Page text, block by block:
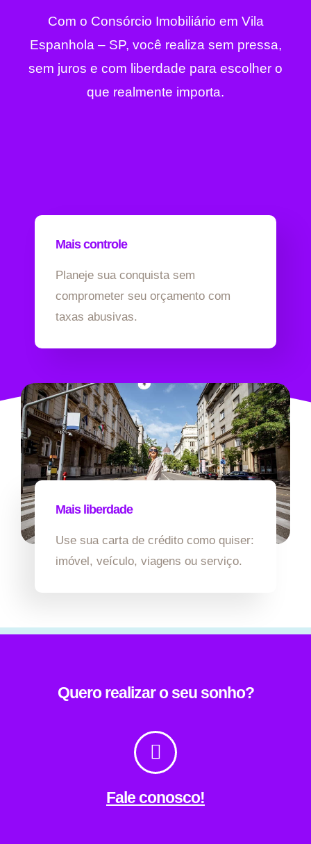
Com o Consórcio Imobiliário em Vila
Espanhola – SP, você realiza sem pressa,
sem juros e com liberdade para escolher o
que realmente importa.
Mais controle
Planeje sua conquista sem
comprometer seu orçamento com
taxas abusivas.
Mais liberdade
Use sua carta de crédito como quiser:
imóvel, veículo, viagens ou serviço.
Quero realizar o seu sonho?
Fale conosco!